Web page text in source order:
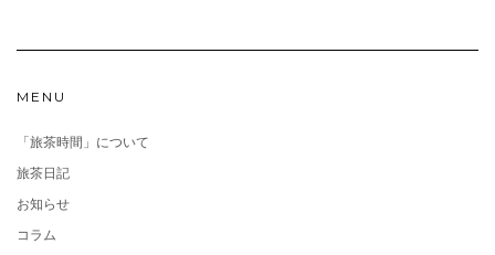
MENU
「旅茶時間」について
旅茶日記
お知らせ
コラム